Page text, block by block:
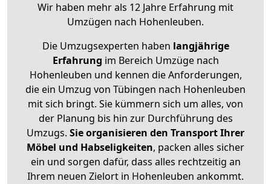
Wir haben mehr als 12 Jahre Erfahrung mit
Umzügen nach Hohenleuben.
Die Umzugsexperten haben langjährige
Erfahrung im Bereich Umzüge nach
Hohenleuben und kennen die Anforderungen,
die ein Umzug von Tübingen nach Hohenleuben
mit sich bringt. Sie kümmern sich um alles, von
der Planung bis hin zur Durchführung des
Umzugs. Sie organisieren den Transport Ihrer
Möbel und Habseligkeiten, packen alles sicher
ein und sorgen dafür, dass alles rechtzeitig an
Ihrem neuen Zielort in Hohenleuben ankommt.